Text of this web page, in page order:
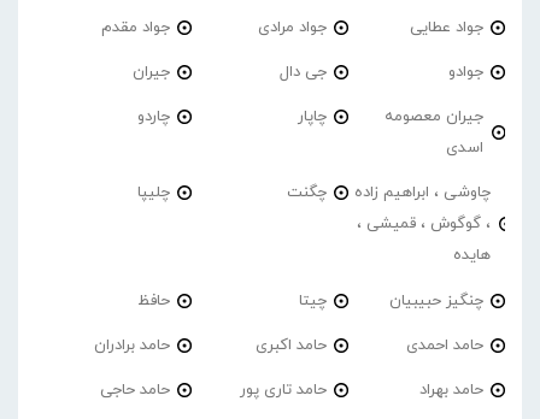
جواد عطایی جواد مرادی جواد مقدم
جوادو جی دال جیران
جیران معصومه
اسدی
چاپار چاردو
چاوشی ، ابراهیم زاده
، گوگوش ، قمیشی ،
هایده
چگنت چلیپا
چنگیز حبیبیان چیتا حافظ
حامد احمدی حامد اکبری حامد برادران
حامد بهراد حامد تاری پور حامد حاجی